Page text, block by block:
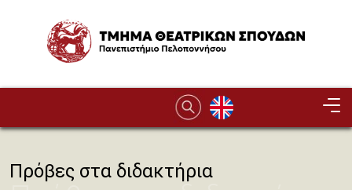
Image
Πρόβες στα διδακτήρια